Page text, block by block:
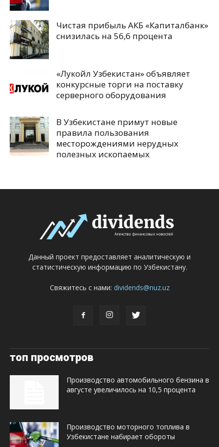
Чистая прибыль АКБ «Капиталбанк»
снизилась на 56,6 процента
«Лукойл Узбекистан» объявляет
конкурсные торги на поставку
серверного оборудования
В Узбекистане примут новые
правила пользования
месторождениями нерудных
полезных ископаемых
Данный проект предоставляет аналитическую и
статистическую информацию по Узбекистану.
Свяжитесь с нами: dividends@nuz.uz
топ просмотров
Производство автомобильного бензина в
августе увеличилось на 10,5 процента
Производство моторного топлива в
Узбекистане набирает обороты